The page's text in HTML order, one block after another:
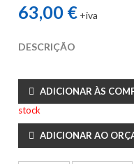
63,00 € +iva
DESCRIÇÃO
ADICIONAR ÀS
stock
ADICIONAR AO